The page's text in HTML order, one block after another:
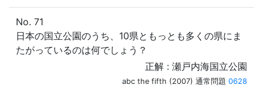
No. 71
日本の国立公園のうち、10県ともっとも多くの県にま
たがっているのは何でしょう？
正解 : 瀬戸内海国立公園
abc the fifth (2007) 通常問題 0628